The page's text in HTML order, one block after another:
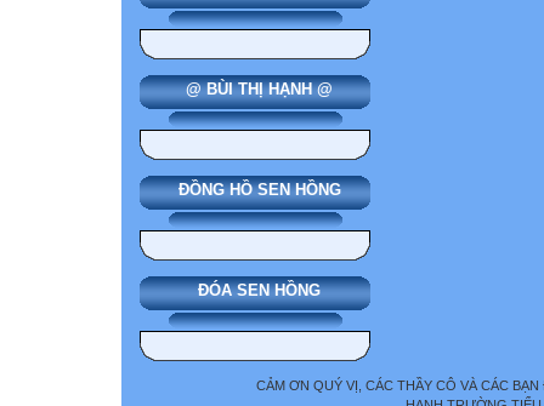
@ BÙI THỊ HẠNH @
ĐỒNG HỒ SEN HỒNG
ĐÓA SEN HỒNG
CẢM ƠN QUÝ VỊ, CÁC THẦY CÔ VÀ CÁC